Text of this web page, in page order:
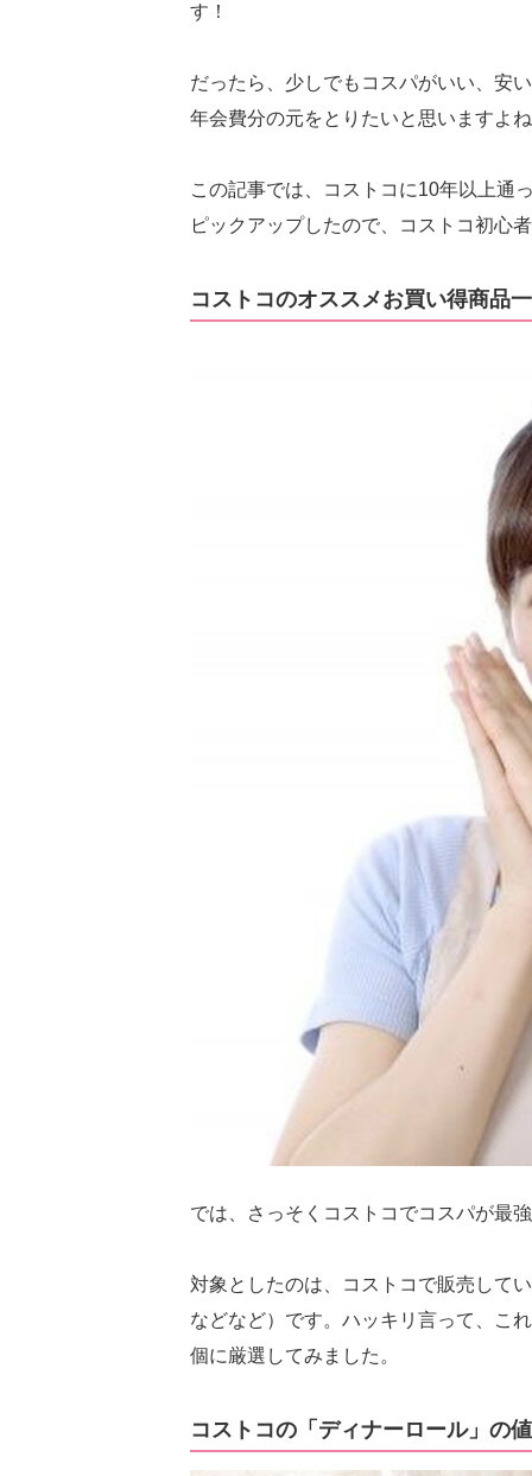
す！
だったら、少しでもコスパがいい、安
年会費分の元をとりたいと思いますよ
この記事では、コストコに10年以上通
ピックアップしたので、コストコ初心
コストコのオススメお買い得商品
では、さっそくコストコでコスパが最
対象としたのは、コストコで販売して
などなど）です。ハッキリ言って、こ
個に厳選してみました。
コストコの「ディナーロール」の